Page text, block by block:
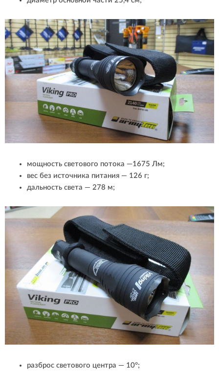
мощность светового потока —1675 Лм;
вес без источника питания — 126 г;
дальность света — 278 м;
разброс светового центра — 10°;